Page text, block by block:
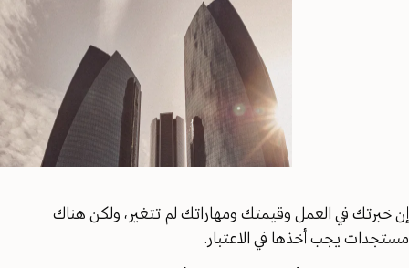
إن خبرتك في العمل وقيمتك ومهاراتك لم تتغير، ولكن هناك
مستجدات يجب أخذها في الاعتبار.